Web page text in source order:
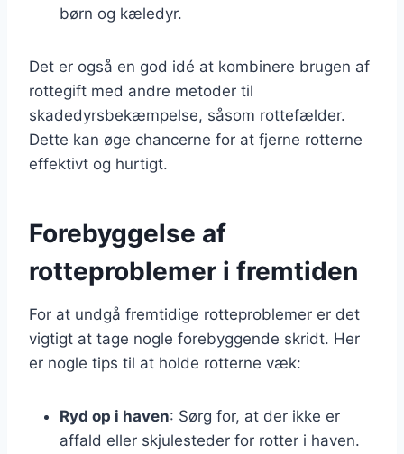
børn og kæledyr.
Det er også en god idé at kombinere brugen af
rottegift med andre metoder til
skadedyrsbekæmpelse, såsom rottefælder.
Dette kan øge chancerne for at fjerne rotterne
effektivt og hurtigt.
Forebyggelse af
rotteproblemer i fremtiden
For at undgå fremtidige rotteproblemer er det
vigtigt at tage nogle forebyggende skridt. Her
er nogle tips til at holde rotterne væk:
Ryd op i haven: Sørg for, at der ikke er
affald eller skjulesteder for rotter i haven.